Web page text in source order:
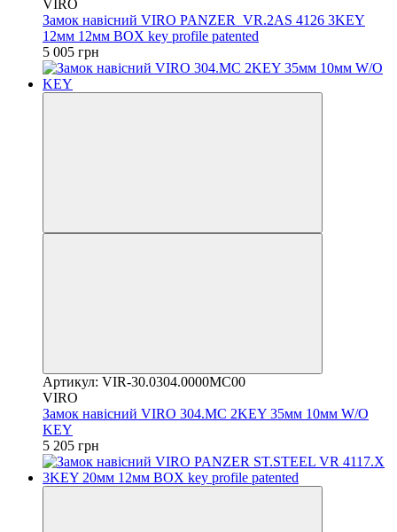
VIRO
Замок навісний VIRO PANZER_VR.2AS 4126 3KEY
12мм 12мм BOX key profile patented
5 005 грн
Артикул: VIR-30.0304.0000MC00
VIRO
Замок навісний VIRO 304.МС 2KEY 35мм 10мм W/O
KEY
5 205 грн